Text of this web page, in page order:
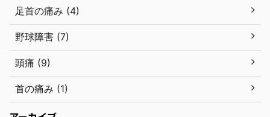
足首の痛み (4)
野球障害 (7)
頭痛 (9)
首の痛み (1)